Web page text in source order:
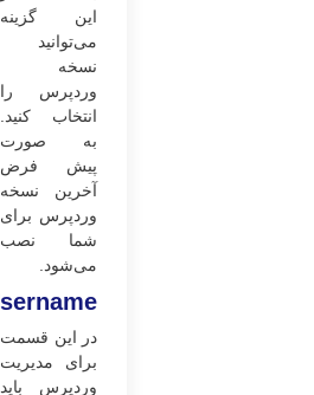
این گزینه
می‌توانید
نسخه
وردپرس را
انتخاب کنید.
به صورت
پیش فرض
آخرین نسخه
وردپرس برای
شما نصب
می‌شود.
در این قسمت
برای مدیریت
وردپرس باید